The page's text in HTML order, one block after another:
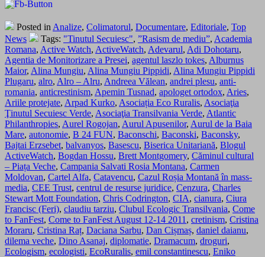
Posted in Analize, Colimatorul, Documentare, Editoriale, Top
News
Tags: "Tinutul Secuiesc", ”Rasism de mediu”, Academia
Romana, Active Watch, ActiveWatch, Adevarul, Adi Dohotaru,
Agentia de Monitorizare a Presei, agentul laszlo tokes, Alburnus
Maior, Alina Mungiu, Alina Mungiu Pippidi, Alina Mungiu Pippidi
Plugaru, alro, Alro – Alru, Andreea Vălean, andrei plesu, anti-
romania, anticrestinism, Apemin Tusnad, apologet ortodox, Aries,
Ariile protejate, Arpad Kurko, Asociația Eco Ruralis, Asociaţia
Ţinutul Secuiesc Verde, Asociaţia Transilvania Verde, Atlantic
Philanthropies, Aurel Rogojan, Aurul Apusenilor, Aurul de la Baia
Mare, autonomie, B 24 FUN, Baconschi, Baconski, Baconsky,
Bajtai Erzsebet, balvanyos, Basescu, Biserica Unitariană, Blogul
ActiveWatch, Bogdan Hossu, Brett Montgomery, Căminul cultural
– Piața Veche, Campania Salvati Rosia Montana, Carmen
Moldovan, Cartel Alfa, Catavencu, Cazul Roșia Montană în mass-
media, CEE Trust, centrul de resurse juridice, Cenzura, Charles
Stewart Mott Foundation, Chris Codrington, CIA, cianura, Ciura
Francisc (Feri), claudiu tarziu, Clubul Ecologic Transilvania, Come
to FanFest, Come to FanFest August 12-14 2011 , cretinism, Cristina
Moraru, Cristina Raț, Daciana Sarbu, Dan Cișmaș, daniel daianu,
dilema veche, Dino Asanaj, diplomatie, Dramacum, droguri,
Ecologism, ecologisti, EcoRuralis, emil constantinescu, Eniko